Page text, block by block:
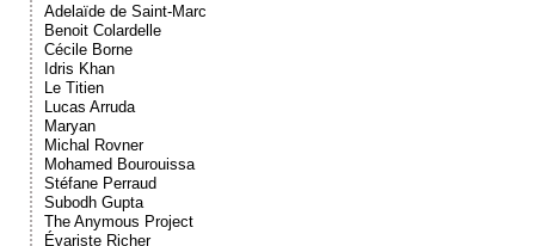
Adelaïde de Saint-Marc
Benoit Colardelle
Cécile Borne
Idris Khan
Le Titien
Lucas Arruda
Maryan
Michal Rovner
Mohamed Bourouissa
Stéfane Perraud
Subodh Gupta
The Anymous Project
Évariste Richer